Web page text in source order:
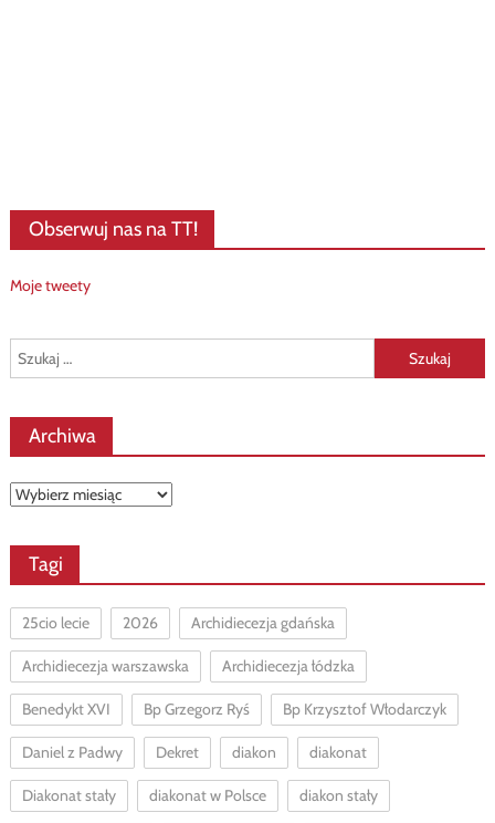
Obserwuj nas na TT!
Moje tweety
Szukaj:
Archiwa
Archiwa
Tagi
25cio lecie 2026 Archidiecezja gdańska
Archidiecezja warszawska Archidiecezja łódzka
Benedykt XVI Bp Grzegorz Ryś Bp Krzysztof Włodarczyk
Daniel z Padwy Dekret diakon diakonat
Diakonat stały diakonat w Polsce diakon stały